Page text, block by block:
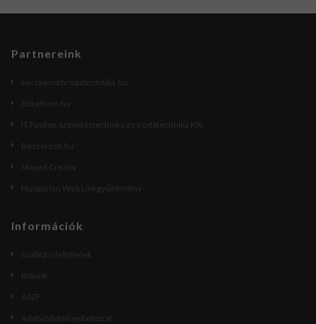
Partnereink
kecskemetirodatechnika.hu
Etikettem.hu
IT Pavilon Számítástechnika és Irodatechnika Kft.
Beszerzek.hu
Maped Creativ
Hungarian Web Linkgyűjtemény
Információk
Szállítási feltételek
Rólunk
ÁSZF
Adatvédelmi nyilatkozat